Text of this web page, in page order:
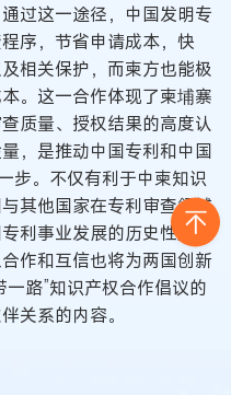
过这一途径，中国发明专
序，节省申请成本，快
相关保护，而柬方也能极
。这一合作体现了柬埔寨
质量、授权结果的高度认
，是推动中国专利和中国
步。不仅有利于中柬知识
其他国家在专利审查领域
利事业发展的历史性成
作和互信也将为两国创新
路”知识产权合作倡议的
关系的内容。